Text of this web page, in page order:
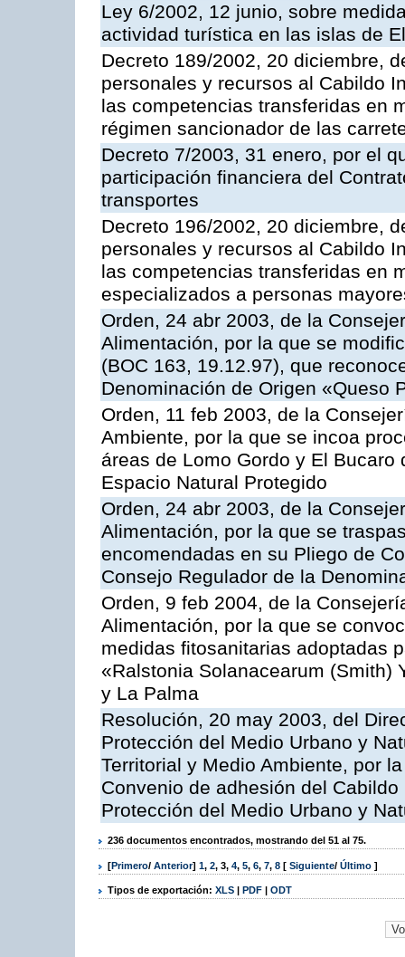
Ley 6/2002, 12 junio, sobre
actividad turística en las islas de
Decreto 189/2002, 20 diciembre,
personales y recursos al Cabildo
las competencias transferidas en
régimen sancionador de las
Decreto 7/2003, 31 enero, por el
participación financiera del
transportes
Decreto 196/2002, 20 diciembre,
personales y recursos al Cabildo
las competencias transferidas en
especializados a personas
Orden, 24 abr 2003, de la
Alimentación, por la que se
(BOC 163, 19.12.97), que
Denominación de Origen «Queso
Orden, 11 feb 2003, de la
Ambiente, por la que se incoa
áreas de Lomo Gordo y El
Espacio Natural Protegido
Orden, 24 abr 2003, de la
Alimentación, por la que se
encomendadas en su Pliego de
Consejo Regulador de la
Orden, 9 feb 2004, de la
Alimentación, por la que se
medidas fitosanitarias adoptadas
«Ralstonia Solanacearum (Smith)
y La Palma
Resolución, 20 may 2003, del
Protección del Medio Urbano y
Territorial y Medio Ambiente, por
Convenio de adhesión del
Protección del Medio Urbano y
236 documentos encontrados, mostrando del 51 al 75.
[Primero/ Anterior] 1, 2, 3, 4, 5, 6, 7, 8 [ Siguiente/ Último ]
Tipos de exportación: XLS | PDF | ODT